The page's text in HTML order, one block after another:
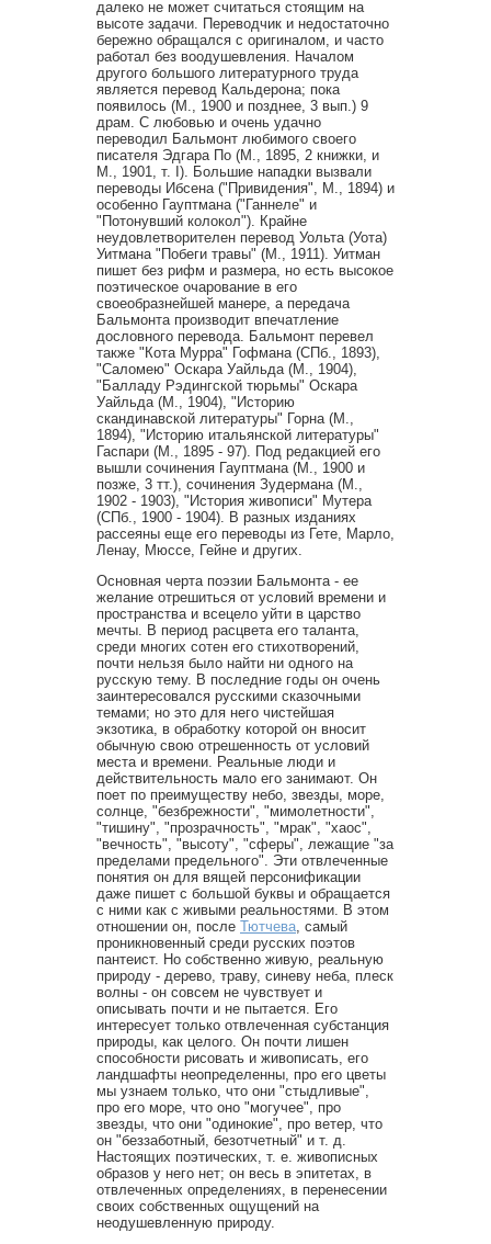
далеко не может считаться стоящим на
высоте задачи. Переводчик и недостаточно
бережно обращался с оригиналом, и часто
работал без воодушевления. Началом
другого большого литературного труда
является перевод Кальдерона; пока
появилось (М., 1900 и позднее, 3 вып.) 9
драм. С любовью и очень удачно
переводил Бальмонт любимого своего
писателя Эдгара По (М., 1895, 2 книжки, и
М., 1901, т. I). Большие нападки вызвали
переводы Ибсена ("Привидения", М., 1894) и
особенно Гауптмана ("Ганнеле" и
"Потонувший колокол"). Крайне
неудовлетворителен перевод Уольта (Уота)
Уитмана "Побеги травы" (М., 1911). Уитман
пишет без рифм и размера, но есть высокое
поэтическое очарование в его
своеобразнейшей манере, а передача
Бальмонта производит впечатление
дословного перевода. Бальмонт перевел
также "Кота Мурра" Гофмана (СПб., 1893),
"Саломею" Оскара Уайльда (М., 1904),
"Балладу Рэдингской тюрьмы" Оскара
Уайльда (М., 1904), "Историю
скандинавской литературы" Горна (М.,
1894), "Историю итальянской литературы"
Гаспари (М., 1895 - 97). Под редакцией его
вышли сочинения Гауптмана (М., 1900 и
позже, 3 тт.), сочинения Зудермана (М.,
1902 - 1903), "История живописи" Мутера
(СПб., 1900 - 1904). В разных изданиях
рассеяны еще его переводы из Гете, Марло,
Ленау, Мюссе, Гейне и других.
Основная черта поэзии Бальмонта - ее
желание отрешиться от условий времени и
пространства и всецело уйти в царство
мечты. В период расцвета его таланта,
среди многих сотен его стихотворений,
почти нельзя было найти ни одного на
русскую тему. В последние годы он очень
заинтересовался русскими сказочными
темами; но это для него чистейшая
экзотика, в обработку которой он вносит
обычную свою отрешенность от условий
места и времени. Реальные люди и
действительность мало его занимают. Он
поет по преимуществу небо, звезды, море,
солнце, "безбрежности", "мимолетности",
"тишину", "прозрачность", "мрак", "хаос",
"вечность", "высоту", "сферы", лежащие "за
пределами предельного". Эти отвлеченные
понятия он для вящей персонификации
даже пишет с большой буквы и обращается
с ними как с живыми реальностями. В этом
отношении он, после Тютчева , самый
проникновенный среди русских поэтов
пантеист. Но собственно живую, реальную
природу - дерево, траву, синеву неба, плеск
волны - он совсем не чувствует и
описывать почти и не пытается. Его
интересует только отвлеченная субстанция
природы, как целого. Он почти лишен
способности рисовать и живописать, его
ландшафты неопределенны, про его цветы
мы узнаем только, что они "стыдливые",
про его море, что оно "могучее", про
звезды, что они "одинокие", про ветер, что
он "беззаботный, безотчетный" и т. д.
Настоящих поэтических, т. е. живописных
образов у него нет; он весь в эпитетах, в
отвлеченных определениях, в перенесении
своих собственных ощущений на
неодушевленную природу.